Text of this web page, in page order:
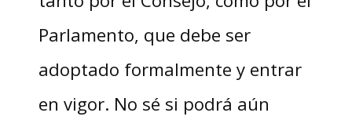
Parlamento, que debe ser
adoptado formalmente y entrar
en vigor. No sé si podrá aún